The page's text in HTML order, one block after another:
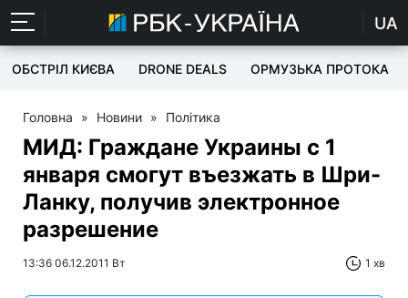
UA
ОБСТРІЛ КИЄВА DRONE DEALS ОРМУЗЬКА ПРОТОКА
Головна » Новини » Політика
МИД: Граждане Украины с 1
января смогут въезжать в Шри-
Ланку, получив электронное
разрешение
13:36 06.12.2011 Вт 1 хв